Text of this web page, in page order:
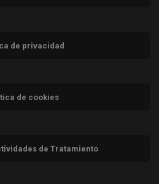
de privacidad
de cookies
de Tratamiento